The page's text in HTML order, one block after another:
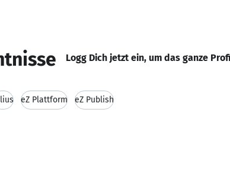
Logg Dich jetzt ein, um das ganze
eZ Plattform eZ Publish